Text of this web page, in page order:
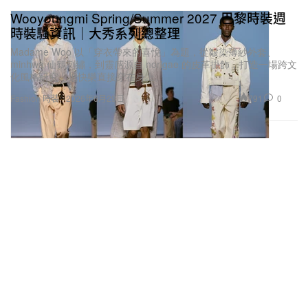
Fashion 時裝
Wooyoungmi Spring/Summer 2027 巴黎時裝週
時裝騷資訊｜大秀系列總整理
Madame Woo 以「穿衣帶來的喜悅」為題，從皺染薄紗外套、
minhwa 仙鶴刺繡，到靈感源自 norigae 的皮革掛飾，打造一場跨文
化風格研究，把快樂直接穿在身上。
2026年6月29日 791 0